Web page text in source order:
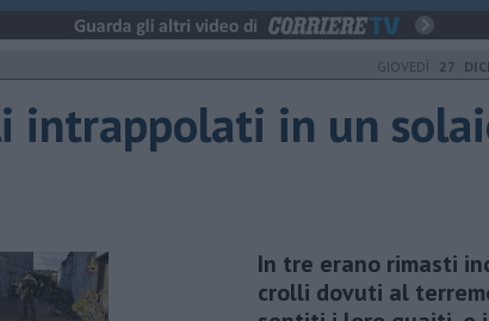
GIOVEDÌ 27
intrappolati in un
In tre erano rimasti
crolli dovuti al